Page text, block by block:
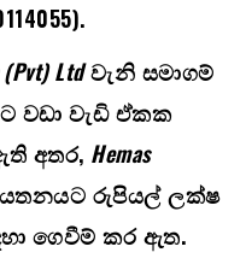
Ltd වැනි සමාගම්
වඩා වැඩි ඒකක
අතර, Hemas
රුපියල් ලක්ෂ
ගෙවීම් කර ඇත.